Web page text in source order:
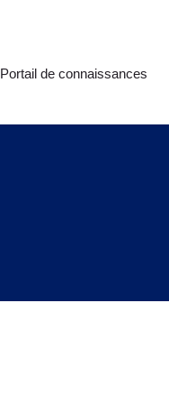
Portail de connaissances